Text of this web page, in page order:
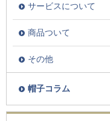
サービスについて
商品ついて
その他
帽子コラム